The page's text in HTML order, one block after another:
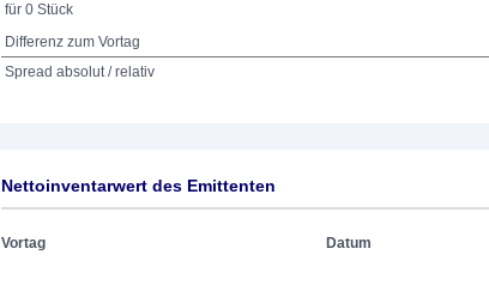
für 0 Stück
Differenz zum Vortag
Spread absolut / relativ
Nettoinventarwert des Emittenten
Vortag Datum